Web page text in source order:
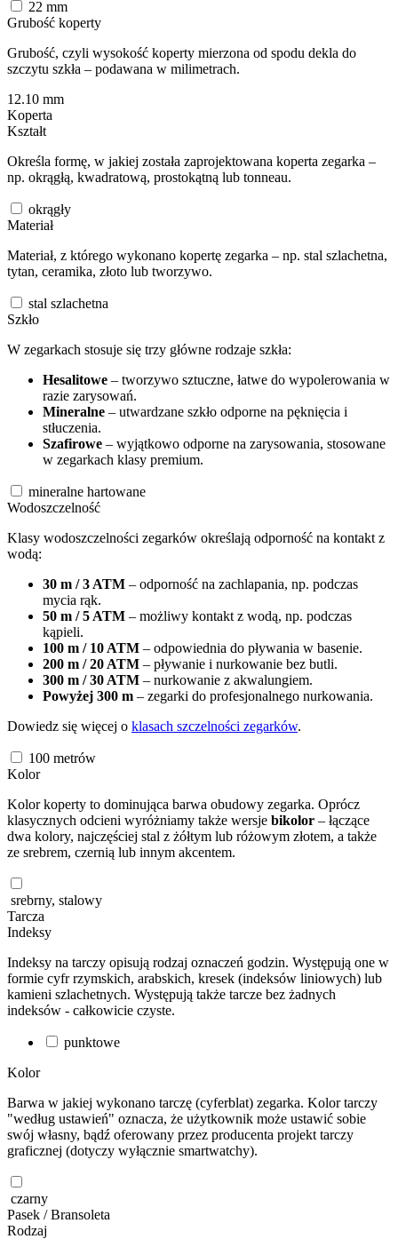
22 mm
Grubość koperty
Grubość, czyli wysokość koperty mierzona od spodu dekla do
szczytu szkła – podawana w milimetrach.
12.10 mm
Koperta
Kształt
Określa formę, w jakiej została zaprojektowana koperta zegarka –
np. okrągłą, kwadratową, prostokątną lub tonneau.
okrągły
Materiał
Materiał, z którego wykonano kopertę zegarka – np. stal szlachetna,
tytan, ceramika, złoto lub tworzywo.
stal szlachetna
Szkło
W zegarkach stosuje się trzy główne rodzaje szkła:
Hesalitowe – tworzywo sztuczne, łatwe do wypolerowania w
razie zarysowań.
Mineralne – utwardzane szkło odporne na pęknięcia i
stłuczenia.
Szafirowe – wyjątkowo odporne na zarysowania, stosowane
w zegarkach klasy premium.
mineralne hartowane
Wodoszczelność
Klasy wodoszczelności zegarków określają odporność na kontakt z
wodą:
30 m / 3 ATM – odporność na zachlapania, np. podczas
mycia rąk.
50 m / 5 ATM – możliwy kontakt z wodą, np. podczas
kąpieli.
100 m / 10 ATM – odpowiednia do pływania w basenie.
200 m / 20 ATM – pływanie i nurkowanie bez butli.
300 m / 30 ATM – nurkowanie z akwalungiem.
Powyżej 300 m – zegarki do profesjonalnego nurkowania.
Dowiedz się więcej o klasach szczelności zegarków.
100 metrów
Kolor
Kolor koperty to dominująca barwa obudowy zegarka. Oprócz
klasycznych odcieni wyróżniamy także wersje bikolor – łączące
dwa kolory, najczęściej stal z żółtym lub różowym złotem, a także
ze srebrem, czernią lub innym akcentem.
srebrny, stalowy
Tarcza
Indeksy
Indeksy na tarczy opisują rodzaj oznaczeń godzin. Występują one w
formie cyfr rzymskich, arabskich, kresek (indeksów liniowych) lub
kamieni szlachetnych. Występują także tarcze bez żadnych
indeksów - całkowicie czyste.
punktowe
Kolor
Barwa w jakiej wykonano tarczę (cyferblat) zegarka. Kolor tarczy
"według ustawień" oznacza, że użytkownik może ustawić sobie
swój własny, bądź oferowany przez producenta projekt tarczy
graficznej (dotyczy wyłącznie smartwatchy).
czarny
Pasek / Bransoleta
Rodzaj